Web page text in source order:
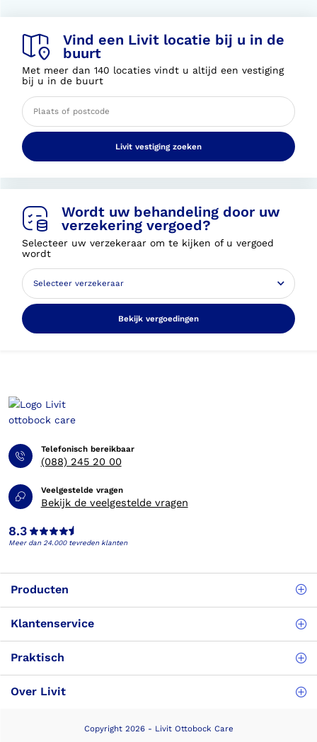
Vind een Livit locatie bij u in de
buurt
Met meer dan 140 locaties vindt u altijd een vestiging
bij u in de buurt
Livit vestiging zoeken
Wordt uw behandeling door uw
verzekering vergoed?
Selecteer uw verzekeraar om te kijken of u vergoed
wordt
Bekijk vergoedingen
Telefonisch bereikbaar
(088) 245 20 00
Veelgestelde vragen
Bekijk de veelgestelde vragen
8.3
Meer dan 24.000 tevreden klanten
Producten
Klantenservice
Praktisch
Over Livit
Copyright 2026 - Livit Ottobock Care